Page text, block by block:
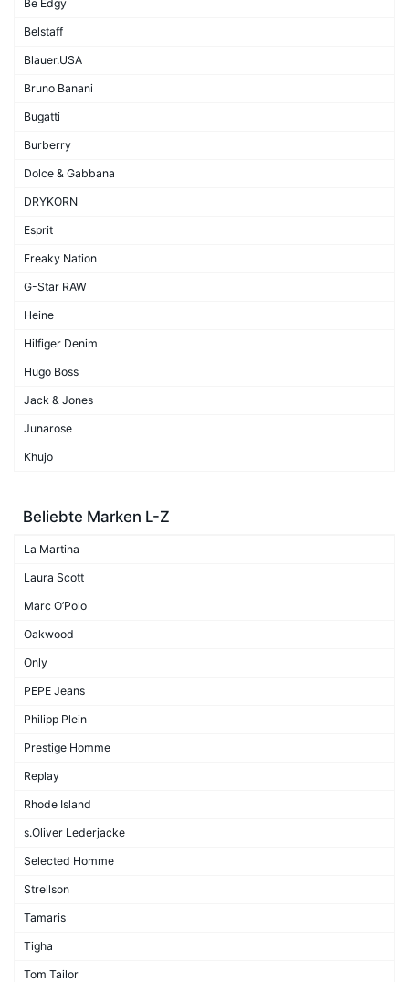
Be Edgy
Belstaff
Blauer.USA
Bruno Banani
Bugatti
Burberry
Dolce & Gabbana
DRYKORN
Esprit
Freaky Nation
G-Star RAW
Heine
Hilfiger Denim
Hugo Boss
Jack & Jones
Junarose
Khujo
Beliebte Marken L-Z
La Martina
Laura Scott
Marc O’Polo
Oakwood
Only
PEPE Jeans
Philipp Plein
Prestige Homme
Replay
Rhode Island
s.Oliver Lederjacke
Selected Homme
Strellson
Tamaris
Tigha
Tom Tailor